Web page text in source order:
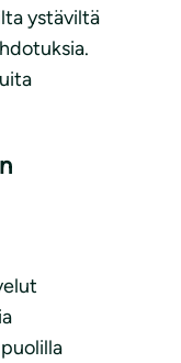
ystäviltä